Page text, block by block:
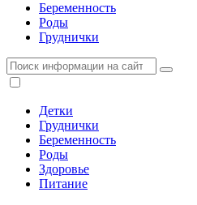
Беременность
Роды
Груднички
Детки
Груднички
Беременность
Роды
Здоровье
Питание